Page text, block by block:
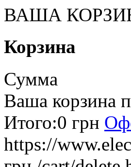
ВАША
Корзина
Сумма
Ваша корзина
Итого:0 грн
https://